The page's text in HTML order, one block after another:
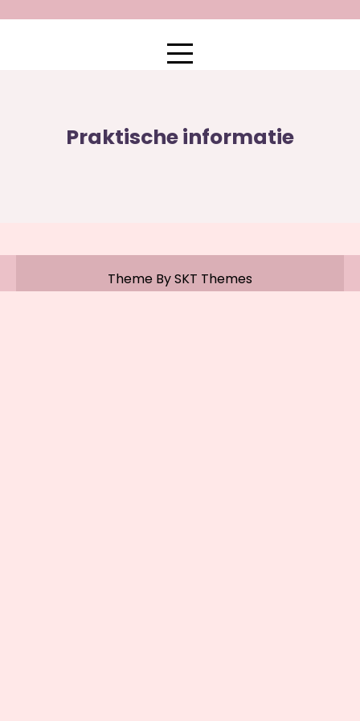
Praktische informatie
Theme By SKT Themes